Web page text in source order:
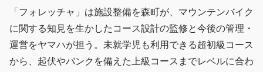
「フォレッチャ」は施設整備を森町が、マウンテンバイク
に関する知見を生かしたコース設計の監修と今後の管理・
運営をヤマハが担う。未就学児も利用できる超初級コース
から、起伏やバンクを備えた上級コースまでレベルに合わ